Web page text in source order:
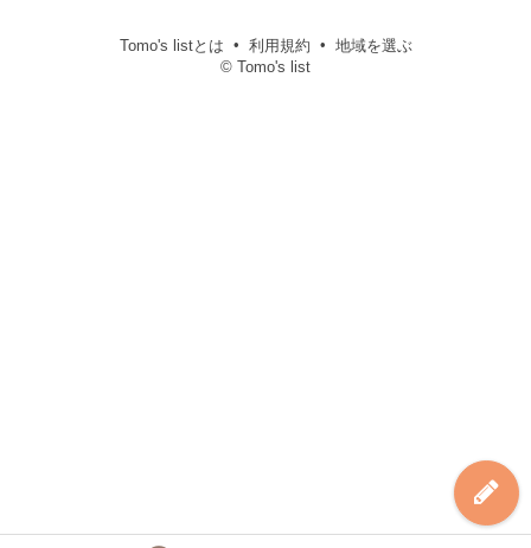
Tomo's listとは 利用規約
地域を選ぶ
© Tomo's list